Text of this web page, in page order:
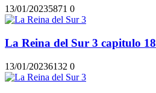
13/01/20235871 0
La Reina del Sur 3 capitulo 18
13/01/20236132 0